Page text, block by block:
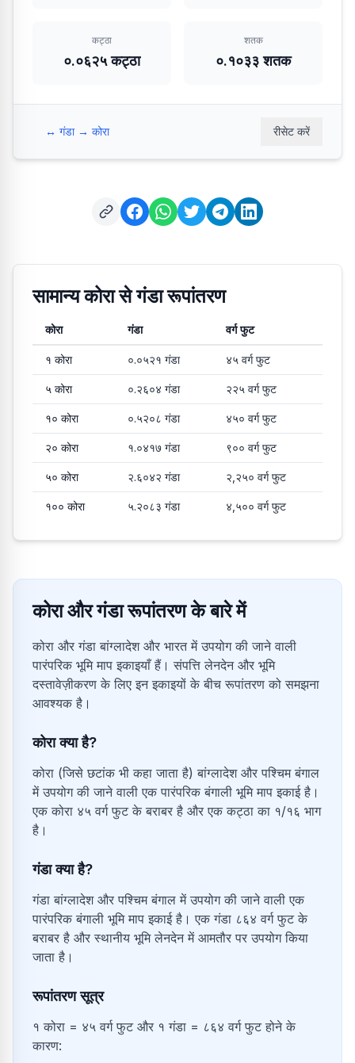
कट्ठा
०.०६२५ कट्ठा
शतक
०.१०३३ शतक
↔ गंडा → कोरा रीसेट करें
सामान्य कोरा से गंडा रूपांतरण
कोरा से गंडा और वर्ग फुट में सामान्य रूपांतरण मान
कोरा गंडा वर्ग फुट
१ कोरा ०.०५२१ गंडा ४५ वर्ग फुट
५ कोरा ०.२६०४ गंडा २२५ वर्ग फुट
१० कोरा ०.५२०८ गंडा ४५० वर्ग फुट
२० कोरा १.०४१७ गंडा ९०० वर्ग फुट
५० कोरा २.६०४२ गंडा २,२५० वर्ग फुट
१०० कोरा ५.२०८३ गंडा ४,५०० वर्ग फुट
कोरा और गंडा रूपांतरण के बारे में
कोरा और गंडा बांग्लादेश और भारत में उपयोग की जाने वाली
पारंपरिक भूमि माप इकाइयाँ हैं। संपत्ति लेनदेन और भूमि
दस्तावेज़ीकरण के लिए इन इकाइयों के बीच रूपांतरण को समझना
आवश्यक है।
कोरा क्या है?
कोरा (जिसे छटांक भी कहा जाता है) बांग्लादेश और पश्चिम बंगाल
में उपयोग की जाने वाली एक पारंपरिक बंगाली भूमि माप इकाई है।
एक कोरा ४५ वर्ग फुट के बराबर है और एक कट्ठा का १/१६ भाग
है।
गंडा क्या है?
गंडा बांग्लादेश और पश्चिम बंगाल में उपयोग की जाने वाली एक
पारंपरिक बंगाली भूमि माप इकाई है। एक गंडा ८६४ वर्ग फुट के
बराबर है और स्थानीय भूमि लेनदेन में आमतौर पर उपयोग किया
जाता है।
रूपांतरण सूत्र
१ कोरा = ४५ वर्ग फुट और १ गंडा = ८६४ वर्ग फुट होने के
कारण: